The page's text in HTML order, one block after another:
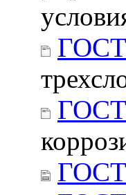
ГОСТ
ГОСТ
ГОСТ